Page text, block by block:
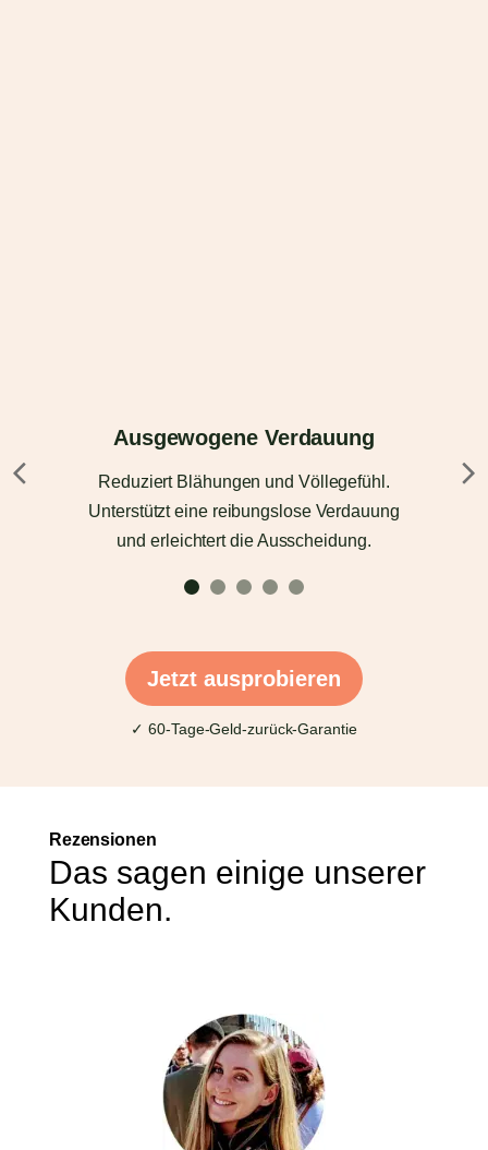
Ausgewogene Verdauung
Reduziert Blähungen und Völlegefühl.
Unterstützt eine reibungslose Verdauung
und erleichtert die Ausscheidung.
Jetzt ausprobieren
✓ 60-Tage-Geld-zurück-Garantie
Rezensionen
Das sagen einige unserer
Kunden.